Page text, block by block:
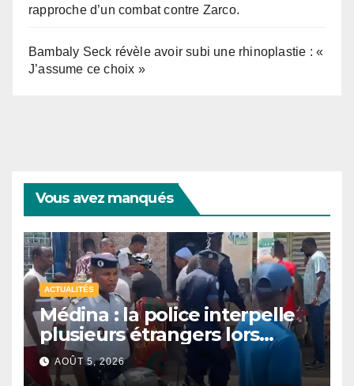
rapproche d’un combat contre Zarco.
Bambaly Seck révèle avoir subi une rhinoplastie : «
J’assume ce choix »
Vous avez manqués
ACTUALITÉS
Médina : la police interpelle
plusieurs étrangers lors
d’une opération de
sécurisation
AOÛT 5, 2026